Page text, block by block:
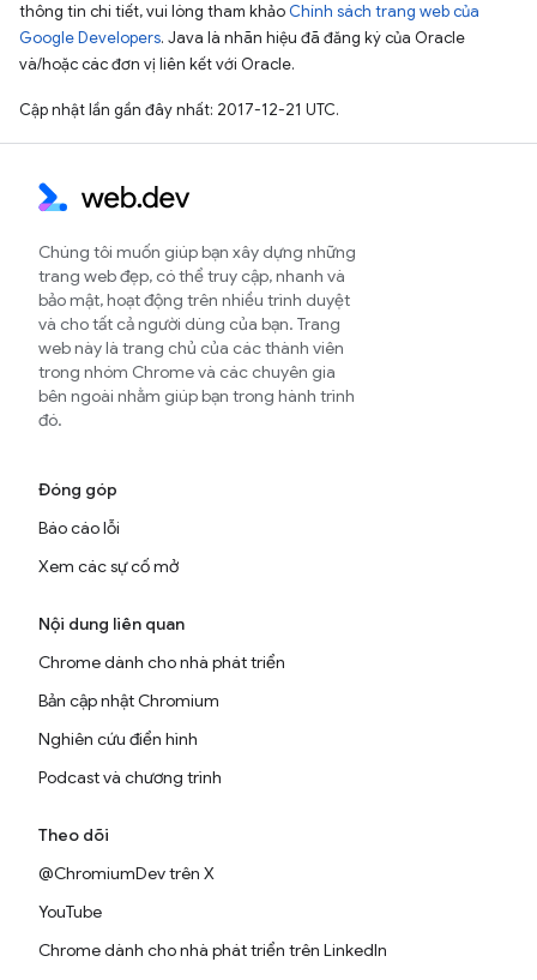
thông tin chi tiết, vui lòng tham khảo Chính sách trang web của
Google Developers. Java là nhãn hiệu đã đăng ký của Oracle
và/hoặc các đơn vị liên kết với Oracle.
Cập nhật lần gần đây nhất: 2017-12-21 UTC.
Chúng tôi muốn giúp bạn xây dựng những
trang web đẹp, có thể truy cập, nhanh và
bảo mật, hoạt động trên nhiều trình duyệt
và cho tất cả người dùng của bạn. Trang
web này là trang chủ của các thành viên
trong nhóm Chrome và các chuyên gia
bên ngoài nhằm giúp bạn trong hành trình
đó.
Đóng góp
Báo cáo lỗi
Xem các sự cố mở
Nội dung liên quan
Chrome dành cho nhà phát triển
Bản cập nhật Chromium
Nghiên cứu điển hình
Podcast và chương trình
Theo dõi
@ChromiumDev trên X
YouTube
Chrome dành cho nhà phát triển trên LinkedIn